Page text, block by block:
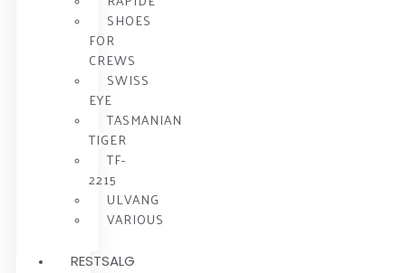
SHOES
FOR
CREWS
SWISS
EYE
TASMANIAN
TIGER
TF-
2215
ULVANG
VARIOUS
RESTSALG